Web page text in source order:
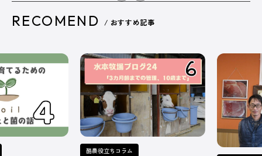
RECOMEND / おすすめ記事
酪農役立ちコラム